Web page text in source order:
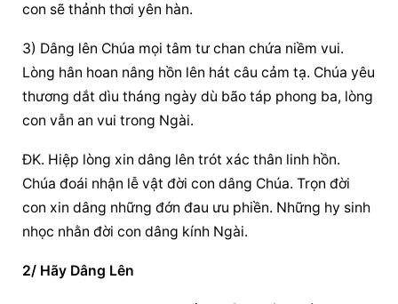
con sẽ thảnh thơi yên hàn.
3) Dâng lên Chúa mọi tâm tư chan chứa niềm vui.
Lòng hân hoan nâng hồn lên hát câu cảm tạ. Chúa yêu
thương dắt dìu tháng ngày dù bão táp phong ba, lòng
con vẫn an vui trong Ngài.
ĐK. Hiệp lòng xin dâng lên trót xác thân linh hồn.
Chúa đoái nhận lễ vật đời con dâng Chúa. Trọn đời
con xin dâng những đớn đau ưu phiền. Những hy sinh
nhọc nhằn đời con dâng kính Ngài.
2/ Hãy Dâng Lên